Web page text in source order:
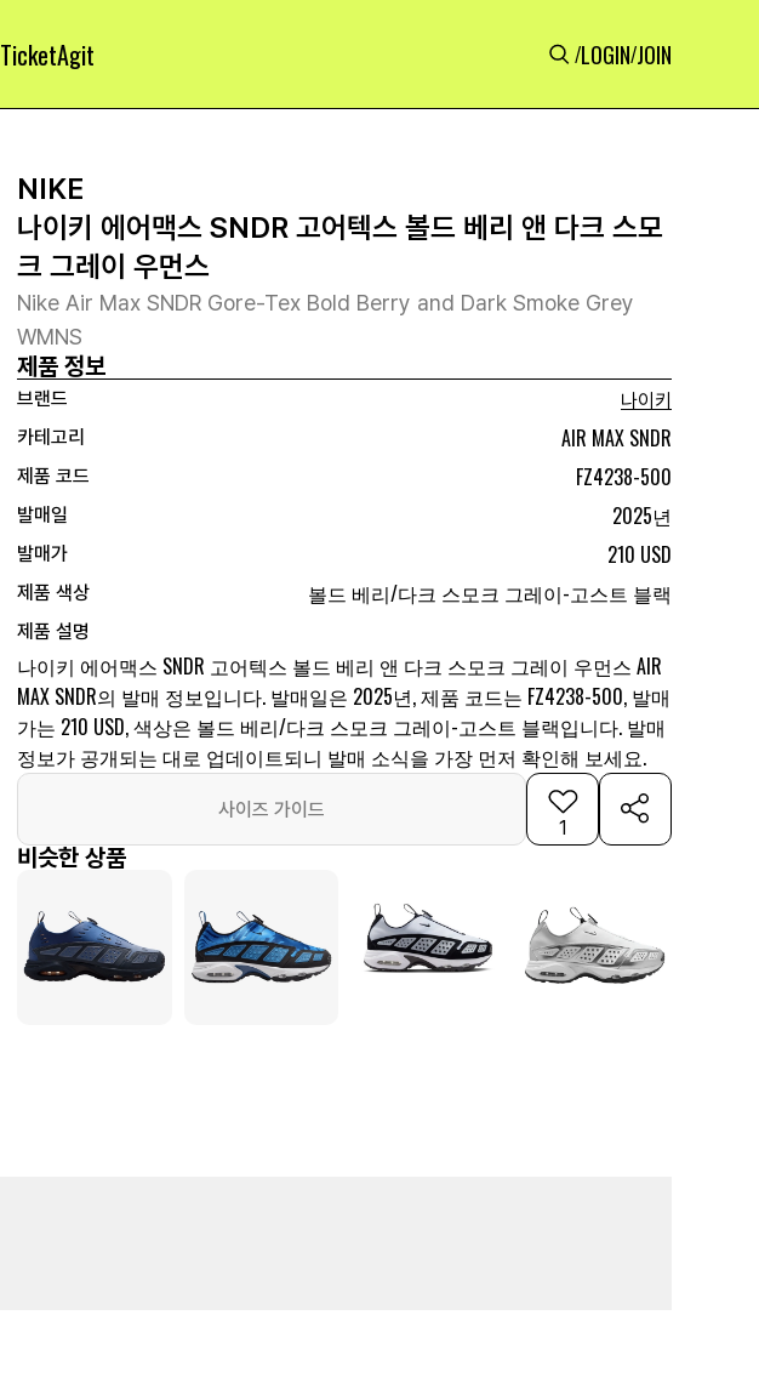
TicketAgit /LOGIN/JOIN
NIKE
나이키 에어맥스 SNDR 고어텍스 볼드 베리 앤 다크 스모
크 그레이 우먼스
Nike Air Max SNDR Gore-Tex Bold Berry and Dark Smoke Grey
WMNS
제품 정보
브랜드
나이키
카테고리
AIR MAX SNDR
제품 코드 FZ4238-500
발매일 2025년
발매가 210 USD
제품 색상 볼드 베리/다크 스모크 그레이-고스트 블랙
제품 설명
나이키 에어맥스 SNDR 고어텍스 볼드 베리 앤 다크 스모크 그레이 우먼스 AIR
MAX SNDR의 발매 정보입니다. 발매일은 2025년, 제품 코드는 FZ4238-500, 발매
가는 210 USD, 색상은 볼드 베리/다크 스모크 그레이-고스트 블랙입니다. 발매
정보가 공개되는 대로 업데이트되니 발매 소식을 가장 먼저 확인해 보세요.
사이즈 가이드
1
비슷한 상품